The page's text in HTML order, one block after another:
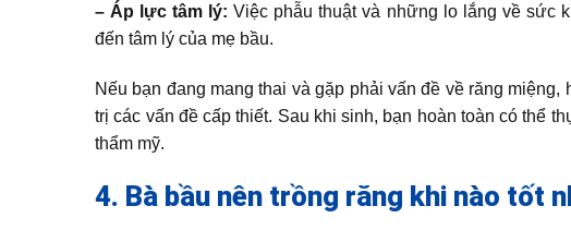
– Áp lực tâm lý: Việc phẫu thuật và những lo lắng về sức
đến tâm lý của mẹ bầu.
Nếu bạn đang mang thai và gặp phải vấn đề về răng
trị các vấn đề cấp thiết. Sau khi sinh, bạn hoàn toàn có thể
thẩm mỹ.
4. Bà bầu nên trồng răng khi nào tốt